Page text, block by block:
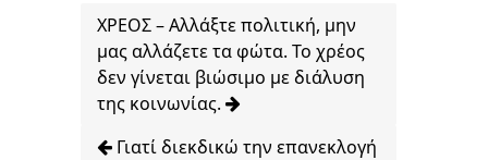
ΧΡΕΟΣ – Αλλάξτε πολιτική, μην
μας αλλάζετε τα φώτα. Το χρέος
δεν γίνεται βιώσιμο με διάλυση
της κοινωνίας.
Γιατί διεκδικώ την επανεκλογή